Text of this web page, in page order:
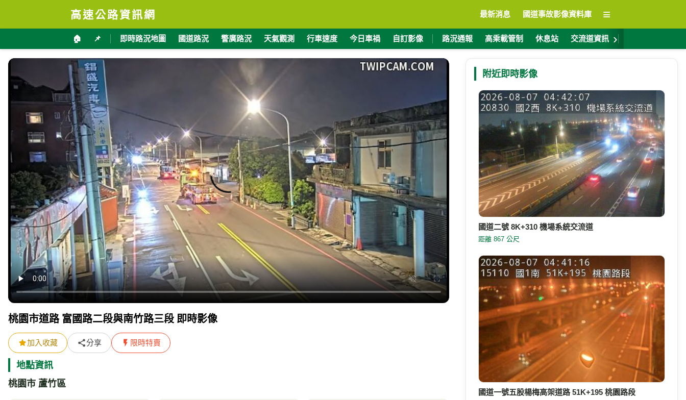
高速公路資訊網 最新消息 國道事故影像資料庫 ≡
🏠 📌 即時路況地圖 國道路況 警廣路況 天氣觀測 行車速度 今日車禍 自訂影像 路況通報 高乘載管制 休息站 交流道資訊 ›
桃園市道路 富國路二段與南竹路三段 即時影像
加入收藏 分享 限時特賣
地點資訊
桃園市 蘆竹區
附近即時影像
國道二號 8K+310 機場系統交流道
距離 867 公尺
國道一號五股楊梅高架道路 51K+195 桃園路段